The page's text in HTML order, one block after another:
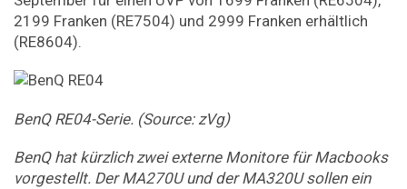
2199 Franken (RE7504) und 2999 Franken erhältlich
(RE8604).
BenQ RE04-Serie. (Source: zVg)
BenQ hat kürzlich zwei externe Monitore für Macbooks
vorgestellt. Der MA270U und der MA320U sollen ein